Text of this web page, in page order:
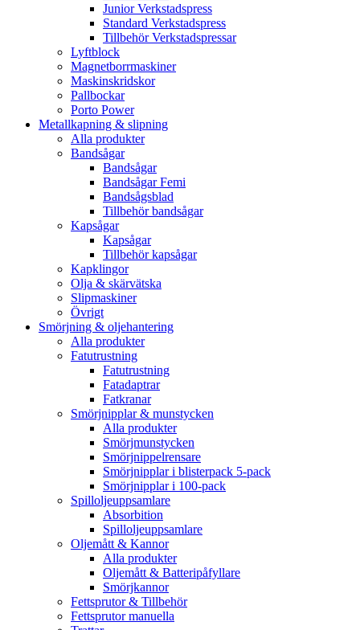
Junior Verkstadspress
Standard Verkstadspress
Tillbehör Verkstadspressar
Lyftblock
Magnetborrmaskiner
Maskinskridskor
Pallbockar
Porto Power
Metallkapning & slipning
Alla produkter
Bandsågar
Bandsågar
Bandsågar Femi
Bandsågsblad
Tillbehör bandsågar
Kapsågar
Kapsågar
Tillbehör kapsågar
Kapklingor
Olja & skärvätska
Slipmaskiner
Övrigt
Smörjning & oljehantering
Alla produkter
Fatutrustning
Fatutrustning
Fatadaptrar
Fatkranar
Smörjnipplar & munstycken
Alla produkter
Smörjmunstycken
Smörjnippelrensare
Smörjnipplar i blisterpack 5-pack
Smörjnipplar i 100-pack
Spilloljeuppsamlare
Absorbition
Spilloljeuppsamlare
Oljemått & Kannor
Alla produkter
Oljemått & Batteripåfyllare
Smörjkannor
Fettsprutor & Tillbehör
Fettsprutor manuella